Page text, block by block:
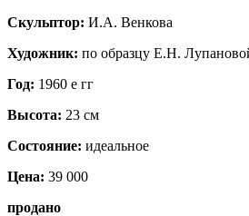
Скульптор: И.А. Венкова
Художник: по образцу Е.Н.
Год: 1960 е гг
Высота: 23 см
Состояние: идеальное
Цена: 39 000
продано